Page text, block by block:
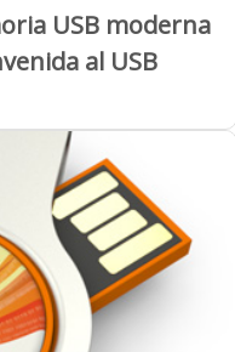
USB moderna
al USB